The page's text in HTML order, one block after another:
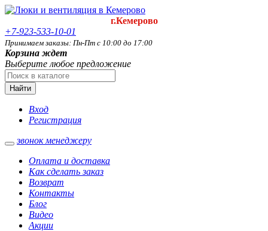
г.Кемерово
+7-923-533-10-01
Принимаем заказы: Пн-Пт с 10:00 до 17:00
Корзина ждет
Выберите любое предложение
Найти
Вход
Регистрация
звонок менеджеру
Оплата и доставка
Как сделать заказ
Возврат
Контакты
Блог
Видео
Акции